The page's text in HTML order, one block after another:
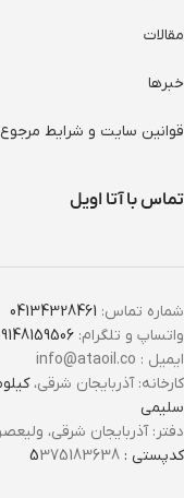
مقالات
خبرها
قوانین سایت و شرایط مرجوع
تماس با آتا اویل
شماره تماس: 04134328461
واتساپ و تلگرام:
ایمیل : info@ataoil.co
کارخانه: آذربایجان شرقی،
سلیمی
دفتر: آذربایجان شرقی، ولیعصر، برج
کدپستی : 5 375183638